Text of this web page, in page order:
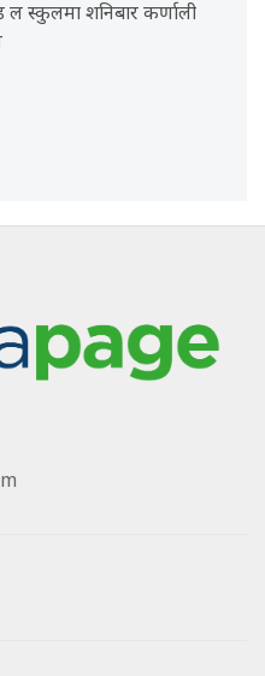
ल स्कुलमा शनिबार कर्णाली